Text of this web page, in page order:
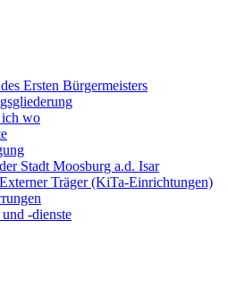
Ersten Bürgermeisters
ich wo
Stadt Moosburg a.d. Isar
Träger (KiTa-Einrichtungen)
-dienste